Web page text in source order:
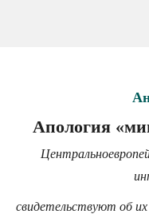
Апология
свидетельствуют об